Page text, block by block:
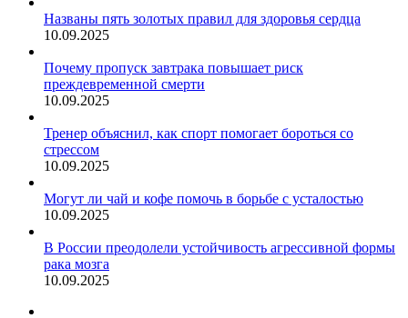
Названы пять золотых правил для здоровья сердца
10.09.2025
Почему пропуск завтрака повышает риск
преждевременной смерти
10.09.2025
Тренер объяснил, как спорт помогает бороться со
стрессом
10.09.2025
Могут ли чай и кофе помочь в борьбе с усталостью
10.09.2025
В России преодолели устойчивость агрессивной формы
рака мозга
10.09.2025